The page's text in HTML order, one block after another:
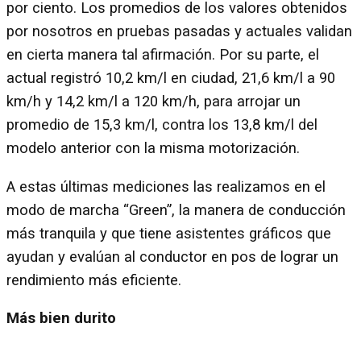
por ciento. Los promedios de los valores obtenidos
por nosotros en pruebas pasadas y actuales validan
en cierta manera tal afirmación. Por su parte, el
actual registró 10,2 km/l en ciudad, 21,6 km/l a 90
km/h y 14,2 km/l a 120 km/h, para arrojar un
promedio de 15,3 km/l, contra los 13,8 km/l del
modelo anterior con la misma motorización.
A estas últimas mediciones las realizamos en el
modo de marcha “Green”, la manera de conducción
más tranquila y que tiene asistentes gráficos que
ayudan y evalúan al conductor en pos de lograr un
rendimiento más eficiente.
Más bien durito